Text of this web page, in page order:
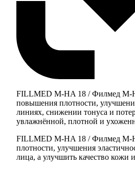
FILLMED M-HA 18 / Филмед M-
повышения плотности,
линиях, снижении тонуса и
увлажнённой, плотной и
FILLMED M-HA 18 / Филмед M-
плотности, улучшения
лица, а улучшить качество кожи